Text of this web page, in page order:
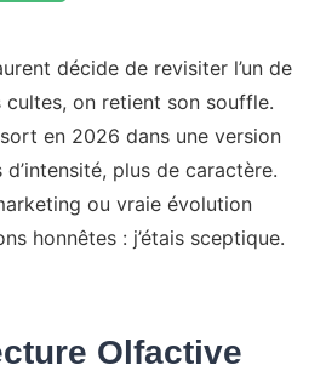
décide de revisiter l’un de
cultes, on retient son souffle.
en 2026 dans une version
plus de caractère.
ou vraie évolution
honnêtes : j’étais sceptique.
Olfactive